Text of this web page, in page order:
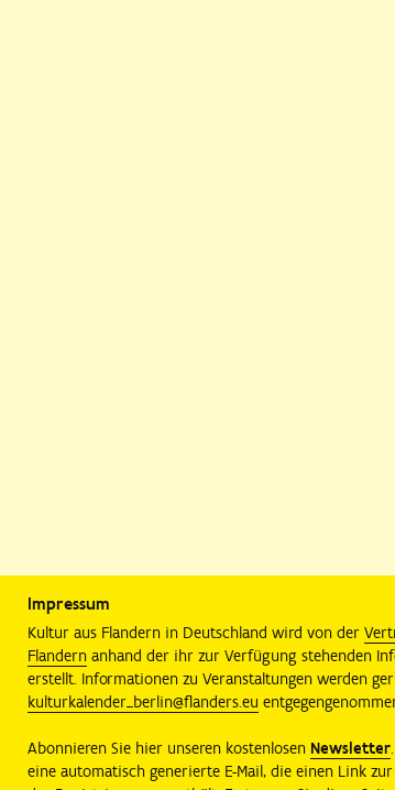
Impressum
Kultur aus Flandern in Deutschland wird von der
Flandern anhand der ihr zur Verfügung stehenden
erstellt. Informationen zu Veranstaltungen werden
kulturkalender_berlin@flanders.eu
Abonnieren Sie hier unseren kostenlosen Newsletter
eine automatisch generierte E-Mail, die einen Link